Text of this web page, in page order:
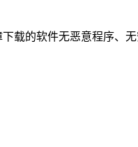
载的软件无恶意程序、